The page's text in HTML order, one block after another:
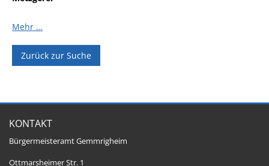
Mehr …
Zurück zur Suche
KONTAKT
Bürgermeisteramt Gemmrigheim
Ottmarsheimer Str. 1